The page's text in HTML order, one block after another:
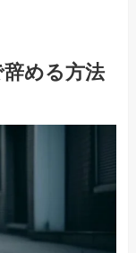
める方法